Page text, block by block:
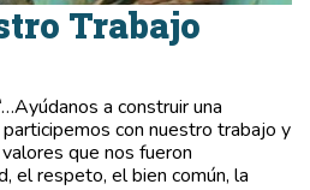
Trabajo
a construir una
con nuestro trabajo y
que nos fueron
el respeto, el bien común, la